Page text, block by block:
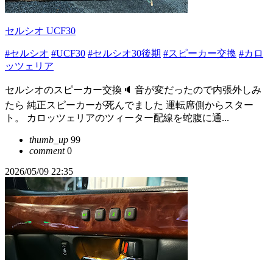
セルシオ UCF30
#セルシオ #UCF30 #セルシオ30後期 #スピーカー交換 #カロ
ッツェリア
セルシオのスピーカー交換🔈 音が変だったので内張外しみ
たら 純正スピーカーが死んでました 運転席側からスター
ト。 カロッツェリアのツィーター配線を蛇腹に通...
thumb_up 99
comment0
2026/05/09 22:35